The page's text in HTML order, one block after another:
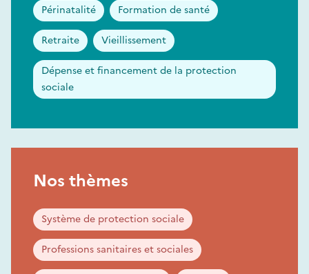
Périnatalité Formation de santé
Retraite Vieillissement
Dépense et financement de la protection
sociale
Nos thèmes
Système de protection sociale
Professions sanitaires et sociales